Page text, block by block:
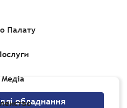
Палату
Медіа
Проєкти, Програми для бізнесу
обладнання